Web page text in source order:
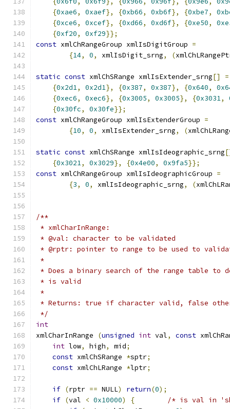
{0xae6, 0xaef}, {0xb66, 0xb6f}, {0xbe7,
{0xce6, 0xcef}, {0xd66, 0xd6f}, {0xe50,
{0xf20, 0xf29}};
const xmlChRangeGroup xmlIsDigitGroup =
{14, 0, xmlIsDigit_srng, (
static const xmlChSRange xmlIsExtender_srng[]
=
{0x2d1, 0x2d1}, {0x387, 0x387}, {0x640,
{0xec6, 0xec6}, {0x3005, 0x3005}, {0x3031,
{0x30fc, 0x30fe}};
const xmlChRangeGroup xmlIsExtenderGroup =
{10, 0, xmlIsExtender_srng, (
static const xmlChSRange xmlIsIdeographic_srng
{0x3021, 0x3029}, {0x4e00, 0x9fa5}};
const xmlChRangeGroup xmlIsIdeographicGroup =
{3, 0, xmlIsIdeographic_srng, (
/**
* xmlCharInRange:
* @val: character to be validated
* @rptr: pointer to range to be used to
*
* Does a binary search of the range table to
* is valid
*
* Returns: true if character valid, false
*/
int
xmlCharInRange
(unsigned int val, const
int low, high, mid;
const xmlChSRange *sptr;
const xmlChLRange *lptr;
if (rptr == NULL) return(0);
if (val < 0x10000) {
/* is val in